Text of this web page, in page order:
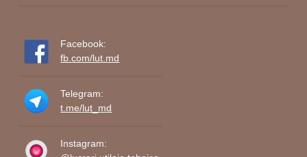
Facebook:
fb.com/lut.md
Telegram:
t.me/lut_md
Instagram: